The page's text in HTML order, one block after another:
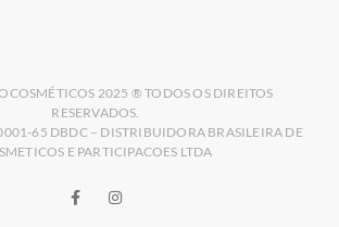
2025 ® TODOS OS DIREITOS
RESERVADOS.
65 DBDC – DISTRIBUIDORA BRASILEIRA DE
E PARTICIPACOES LTDA